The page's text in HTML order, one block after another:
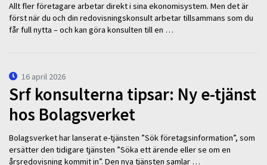
Allt fler företagare arbetar direkt i sina ekonomisystem. Men det är
först när du och din redovisningskonsult arbetar tillsammans som du
får full nytta – och kan göra konsulten till en …
16 april 2026
Srf konsulterna tipsar: Ny e-tjänst
hos Bolagsverket
Bolagsverket har lanserat e-tjänsten ”Sök företagsinformation”, som
ersätter den tidigare tjänsten ”Söka ett ärende eller se om en
årsredovisning kommit in”. Den nya tjänsten samlar …